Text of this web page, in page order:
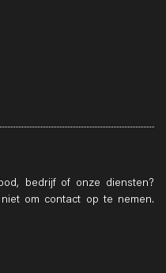
bedrijf of onze diensten?
om contact op te nemen.